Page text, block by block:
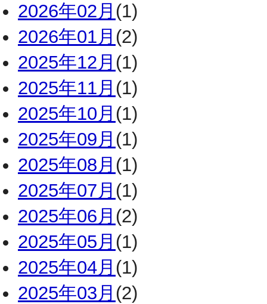
2026年02月 (1)
2026年01月 (2)
2025年12月 (1)
2025年11月 (1)
2025年10月 (1)
2025年09月 (1)
2025年08月 (1)
2025年07月 (1)
2025年06月 (2)
2025年05月 (1)
2025年04月 (1)
2025年03月 (2)